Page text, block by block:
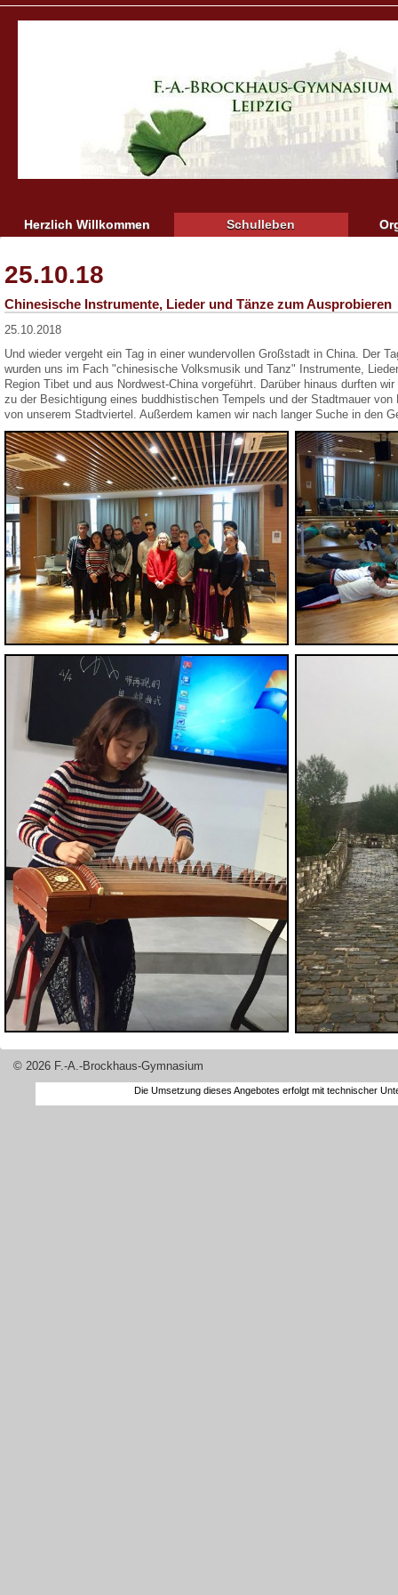
Herzlich Willkommen Schulleben
25.10.18
Chinesische Instrumente, Lieder und Tänze zum Ausprobieren
25.10.2018
Und wieder vergeht ein Tag in einer wundervollen Großstadt in China. Der
wurden uns im Fach "chinesische Volksmusik und Tanz" Instrumente,
Region Tibet und aus Nordwest-China vorgeführt. Darüber hinaus durften
zu der Besichtigung eines buddhistischen Tempels und der Stadtmauer
von unserem Stadtviertel. Außerdem kamen wir nach langer Suche in den
© 2026 F.-A.-Brockhaus-Gymnasium
Die Umsetzung dieses Angebotes erfolgt mit technischer